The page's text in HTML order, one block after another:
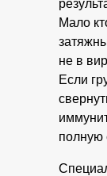
Мало
не в
Если
полную